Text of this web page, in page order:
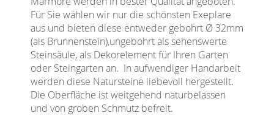
Für Sie wählen wir nur die schönsten Exeplare
aus und bieten diese entweder gebohrt Ø 32mm
(als Brunnenstein),ungebohrt als sehenswerte
Steinsäule, als Dekorelement für Ihren Garten
oder Steingarten an. In aufwendiger Handarbeit
werden diese Natursteine liebevoll hergestellt.
Die Oberfläche ist weitgehend naturbelassen
und von groben Schmutz befreit.